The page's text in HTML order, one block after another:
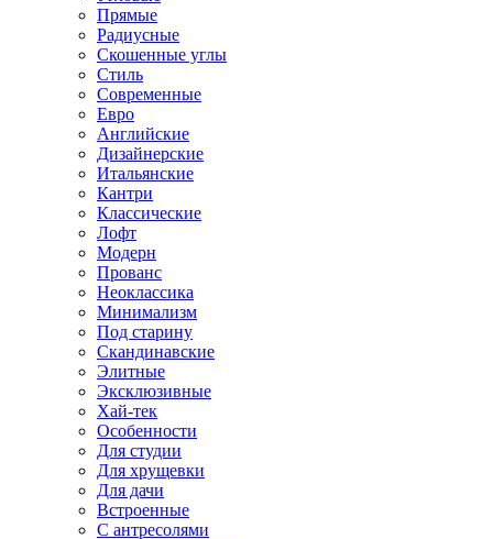
Прямые
Радиусные
Скошенные углы
Стиль
Современные
Евро
Английские
Дизайнерские
Итальянские
Кантри
Классические
Лофт
Модерн
Прованс
Неоклассика
Минимализм
Под старину
Скандинавские
Элитные
Эксклюзивные
Хай-тек
Особенности
Для студии
Для хрущевки
Для дачи
Встроенные
С антресолями